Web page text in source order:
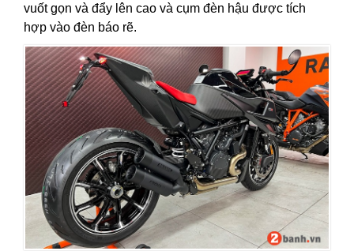
vuốt gọn và đẩy lên cao và cụm đèn hậu được tích
hợp vào đèn báo rẽ.